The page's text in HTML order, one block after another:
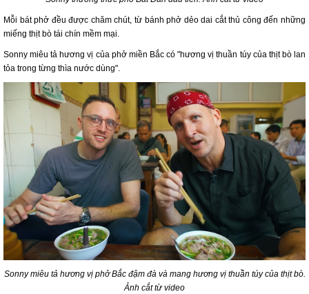
Mỗi bát phở đều được chăm chút, từ bánh phở dẻo dai cắt thủ công đến những
miếng thịt bò tái chín mềm mại.
Sonny miêu tả hương vị của phở miền Bắc có "hương vị thuần túy của thịt bò lan
tỏa trong từng thìa nước dùng".
Sonny miêu tả hương vị phở Bắc đậm đà và mang hương vị thuần túy của thịt bò.
Ảnh cắt từ video